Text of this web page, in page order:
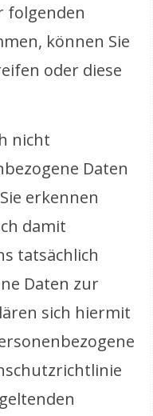
folgenden
können Sie
oder diese
nicht
Daten
erkennen
damit
tatsächlich
Daten zur
sich hiermit